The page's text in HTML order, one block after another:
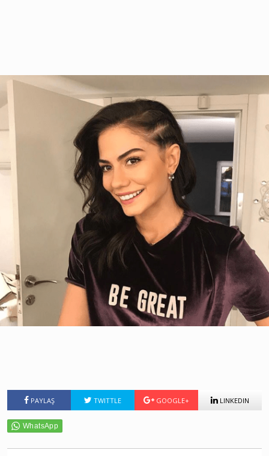
PAYLAŞ TWITTLE GOOGLE+ LINKEDIN